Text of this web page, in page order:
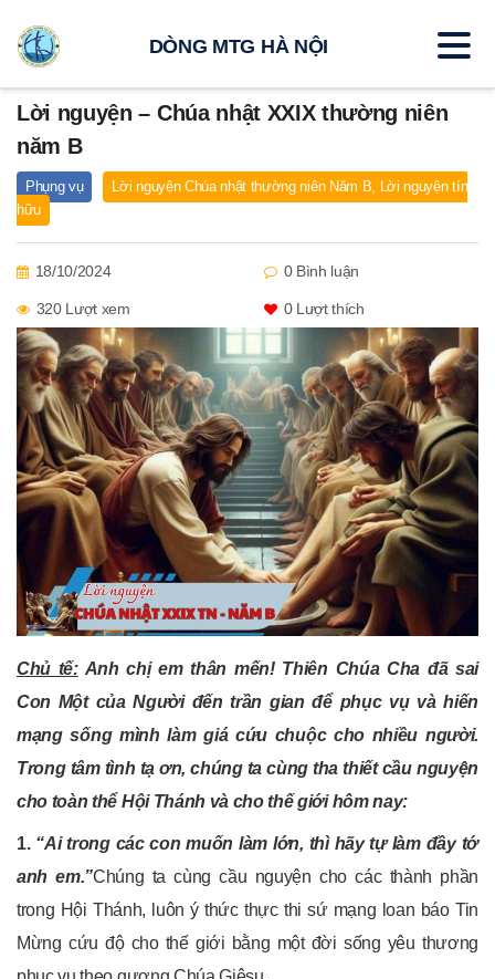
Lời nguyện – Chúa nhật XXIX thường niên
năm B
Phụng vụ Lời nguyện Chúa nhật thường niên Năm B, Lời nguyện tín
hữu
18/10/2024 0 Bình luận
320 Lượt xem 0Lượt thích
Chủ tế:Anh chị em thân mến! Thiên Chúa Cha đã sai
Con Một của Người đến trần gian để phục vụ và hiến
mạng sống mình làm giá cứu chuộc cho nhiều người.
Trong tâm tình tạ ơn, chúng ta cùng tha thiết cầu nguyện
cho toàn thể Hội Thánh và cho thế giới hôm nay:
1. “Ai trong các con muốn làm lớn, thì hãy tự làm đầy tớ
anh em.”Chúng ta cùng cầu nguyện cho các thành phần
trong Hội Thánh, luôn ý thức thực thi sứ mạng loan báo Tin
Mừng cứu độ cho thế giới bằng một đời sống yêu thương
DÒNG MTG HÀ NỘI